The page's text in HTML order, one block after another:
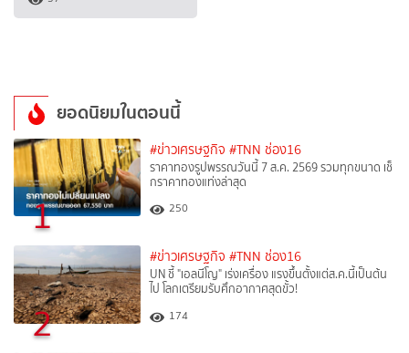
ยอดนิยมในตอนนี้
1
#ข่าวเศรษฐกิจ #TNN ช่อง16
ราคาทองรูปพรรณวันนี้ 7 ส.ค. 2569 รวมทุกขนาด เช็
กราคาทองแท่งล่าสุด
250
2
#ข่าวเศรษฐกิจ #TNN ช่อง16
UN ชี้ "เอลนีโญ" เร่งเครื่อง แรงขึ้นตั้งแต่ส.ค.นี้เป็นต้น
ไป โลกเตรียมรับศึกอากาศสุดขั้ว!
174